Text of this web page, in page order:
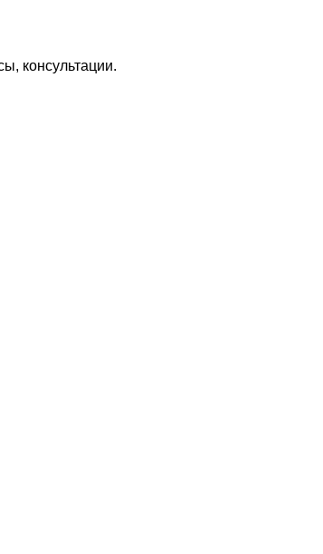
консультации.